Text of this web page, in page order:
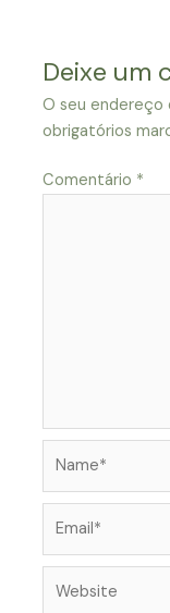
Deixe um
O seu endereço
obrigatórios
Comentário *